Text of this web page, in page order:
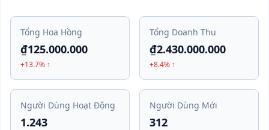
Tổng Hoa Hồng
₫125.000.000
+13.7% ↑
Tổng Doanh Thu
₫2.430.000.000
+8.4% ↑
Người Dùng Hoạt Động
1.243
Người Dùng Mới
312